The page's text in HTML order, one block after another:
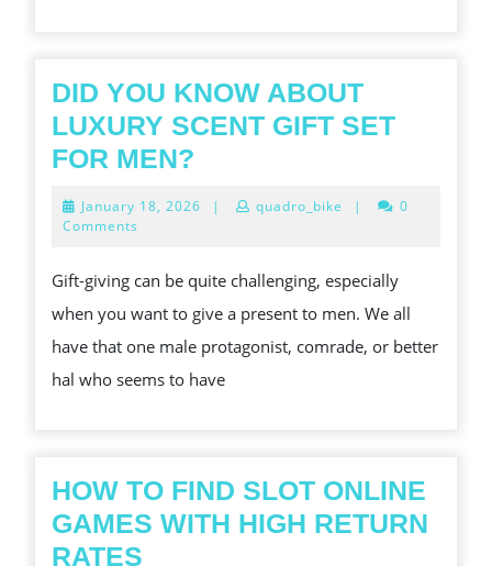
DID YOU KNOW ABOUT
LUXURY SCENT GIFT SET
FOR MEN?
KNOW
LUXURY
SCENT
GIFT
SET
January 18, 2026 January
| quadro_bike |
0
Comments
Gift-giving can be quite challenging, especially
when you want to give a present to men. We all
have that one male protagonist, comrade, or better
hal who seems to have
HOW TO FIND SLOT ONLINE
GAMES WITH HIGH RETURN
RATES